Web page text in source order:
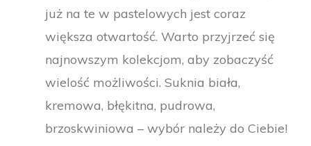
już na te w pastelowych jest coraz
większa otwartość. Warto przyjrzeć się
najnowszym kolekcjom, aby zobaczyść
wielość możliwości. Suknia biała,
kremowa, błękitna, pudrowa,
brzoskwiniowa – wybór należy do Ciebie!